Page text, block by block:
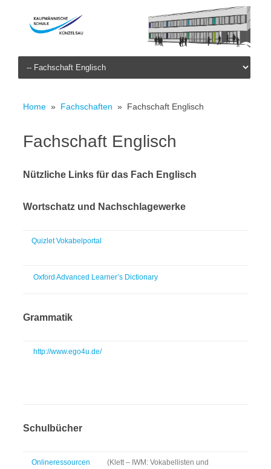
Skip to content
Home » Fachschaften » Fachschaft Englisch
Fachschaft Englisch
Nützliche Links für das Fach Englisch
Wortschatz und Nachschlagewerke
Quizlet Vokabelportal
Oxford Advanced Learner’s Dictionary
Grammatik
http://www.ego4u.de/
Schulbücher
Onlineressourcen
(Klett – IWM: Vokabellisten und